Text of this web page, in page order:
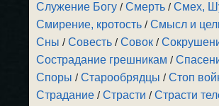
Служение Богу /Смерть /Смех,
Смирение, кротость /Смысл и
Сны /Совесть /Совок /
Сострадание грешникам /
Споры /Старообрядцы /Стоп
Страдание /Страсти /Страсти